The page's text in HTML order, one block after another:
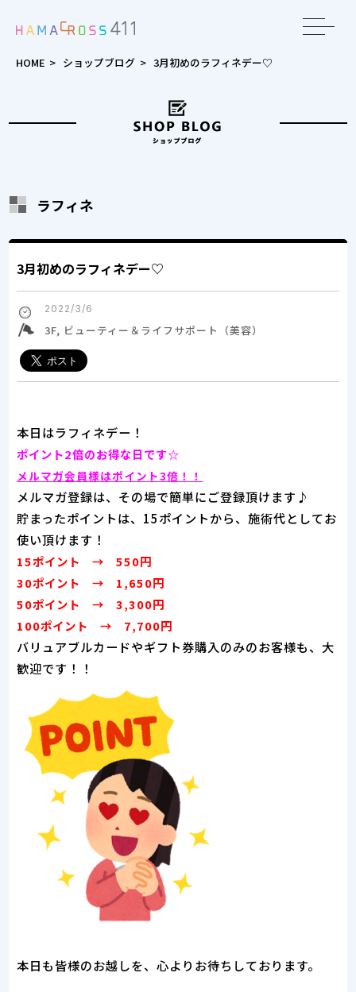
HOME > ショップブログ > 3月初めのラフィネデー♡
ラフィネ
3月初めのラフィネデー♡
2022/3/6
3F, ビューティー＆ライフサポート（美容）
本日はラフィネデー！
ポイント2倍のお得な日です☆
メルマガ会員様はポイント3倍！！
メルマガ登録は、その場で簡単にご登録頂けます♪
貯まったポイントは、15ポイントから、施術代としてお
使い頂けます！
15ポイント → 550円
30ポイント → 1,650円
50ポイント → 3,300円
100ポイント → 7,700円
バリュアブルカードやギフト券購入のみのお客様も、大
歓迎です！！
本日も皆様のお越しを、心よりお待ちしております。